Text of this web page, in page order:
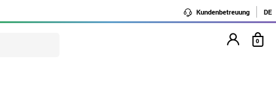
Kundenbetreuung DE
0